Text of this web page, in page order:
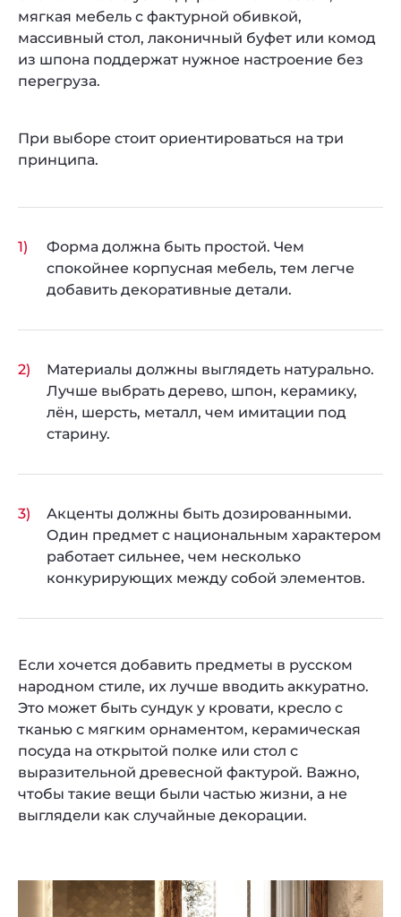
мягкая мебель с фактурной обивкой,
массивный стол, лаконичный буфет или комод
из шпона поддержат нужное настроение без
перегруза.
При выборе стоит ориентироваться на три
принципа.
Форма должна быть простой. Чем
спокойнее корпусная мебель, тем легче
добавить декоративные детали.
Материалы должны выглядеть натурально.
Лучше выбрать дерево, шпон, керамику,
лён, шерсть, металл, чем имитации под
старину.
Акценты должны быть дозированными.
Один предмет с национальным характером
работает сильнее, чем несколько
конкурирующих между собой элементов.
Если хочется добавить предметы в русском
народном стиле, их лучше вводить аккуратно.
Это может быть сундук у кровати, кресло с
тканью с мягким орнаментом, керамическая
посуда на открытой полке или стол с
выразительной древесной фактурой. Важно,
чтобы такие вещи были частью жизни, а не
выглядели как случайные декорации.